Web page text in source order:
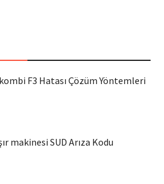
F3 Hatası Çözüm Yöntemleri
makinesi SUD Arıza Kodu